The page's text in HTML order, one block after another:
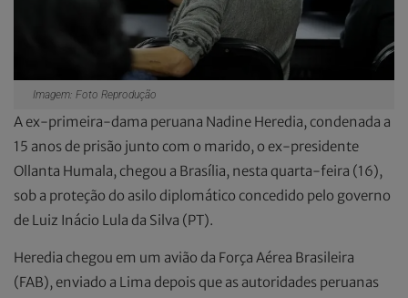
Imagem: Foto Reprodução
A ex-primeira-dama peruana Nadine Heredia, condenada a
15 anos de prisão junto com o marido, o ex-presidente
Ollanta Humala, chegou a Brasília, nesta quarta-feira (16),
sob a proteção do asilo diplomático concedido pelo governo
de Luiz Inácio Lula da Silva (PT).
Heredia chegou em um avião da Força Aérea Brasileira
(FAB), enviado a Lima depois que as autoridades peruanas